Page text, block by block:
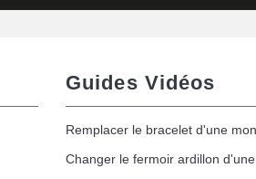
Guides Vidéos
Remplacer le bracelet d'une
Changer le fermoir ardillon